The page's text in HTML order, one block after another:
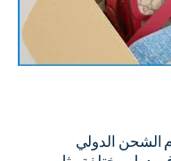
الشحن الدولي